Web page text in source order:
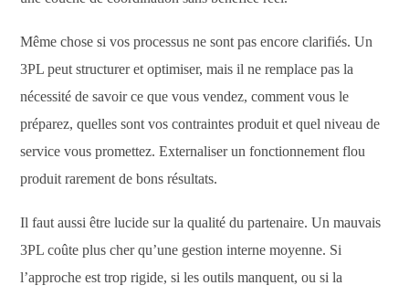
Même chose si vos processus ne sont pas encore clarifiés. Un
3PL peut structurer et optimiser, mais il ne remplace pas la
nécessité de savoir ce que vous vendez, comment vous le
préparez, quelles sont vos contraintes produit et quel niveau de
service vous promettez. Externaliser un fonctionnement flou
produit rarement de bons résultats.
Il faut aussi être lucide sur la qualité du partenaire. Un mauvais
3PL coûte plus cher qu’une gestion interne moyenne. Si
l’approche est trop rigide, si les outils manquent, ou si la